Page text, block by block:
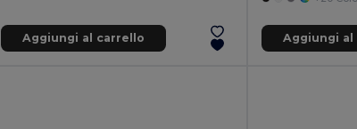
Aggiungi al carrello Aggiungi al